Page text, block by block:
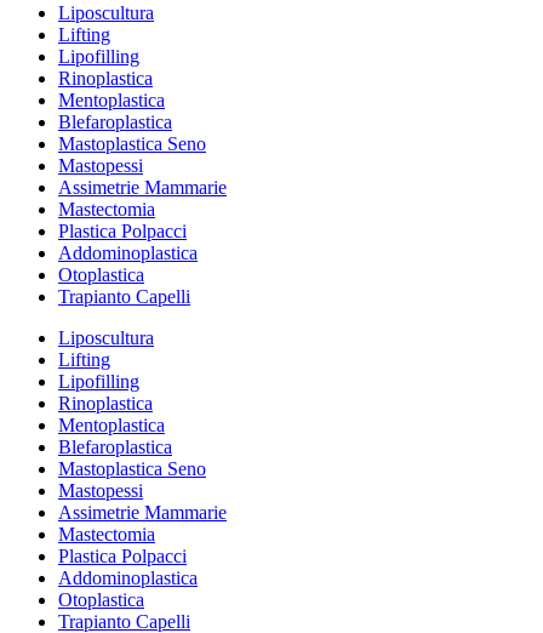
Liposcultura
Lifting
Lipofilling
Rinoplastica
Mentoplastica
Blefaroplastica
Mastoplastica Seno
Mastopessi
Assimetrie Mammarie
Mastectomia
Plastica Polpacci
Addominoplastica
Otoplastica
Trapianto Capelli
Liposcultura
Lifting
Lipofilling
Rinoplastica
Mentoplastica
Blefaroplastica
Mastoplastica Seno
Mastopessi
Assimetrie Mammarie
Mastectomia
Plastica Polpacci
Addominoplastica
Otoplastica
Trapianto Capelli